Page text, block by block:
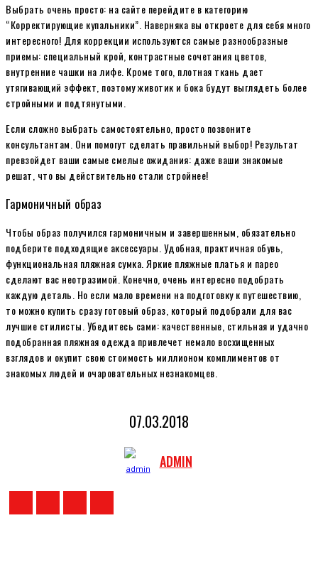
Выбрать очень просто: на сайте перейдите в категорию
“Корректирующие купальники”. Наверняка вы откроете для себя много
интересного! Для коррекции используются самые разнообразные
приемы: специальный крой, контрастные сочетания цветов,
внутренние чашки на лифе. Кроме того, плотная ткань дает
утягивающий эффект, поэтому животик и бока будут выглядеть более
стройными и подтянутыми.
Если сложно выбрать самостоятельно, просто позвоните
консультантам. Они помогут сделать правильный выбор! Результат
превзойдет ваши самые смелые ожидания: даже ваши знакомые
решат, что вы действительно стали стройнее!
Гармоничный образ
Чтобы образ получился гармоничным и завершенным, обязательно
подберите подходящие аксессуары. Удобная, практичная обувь,
функциональная пляжная сумка. Яркие пляжные платья и парео
сделают вас неотразимой. Конечно, очень интересно подобрать
каждую деталь. Но если мало времени на подготовку к путешествию,
то можно купить сразу готовый образ, который подобрали для вас
лучшие стилисты. Убедитесь сами: качественные, стильная и удачно
подобранная пляжная одежда привлечет немало восхищенных
взглядов и окупит свою стоимость миллионом комплиментов от
знакомых людей и очаровательных незнакомцев.
07.03.2018
ADMIN